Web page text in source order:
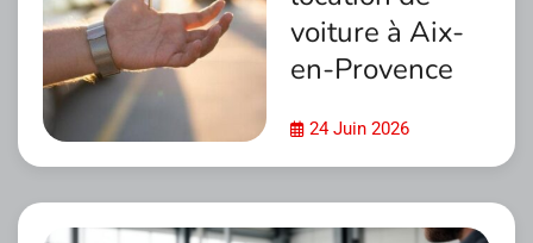
voiture à Aix-
en-Provence
24 Juin 2026